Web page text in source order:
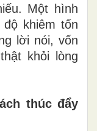
Một hình
khiêm tốn
lời nói, vốn
khỏi lòng
thúc đẩy